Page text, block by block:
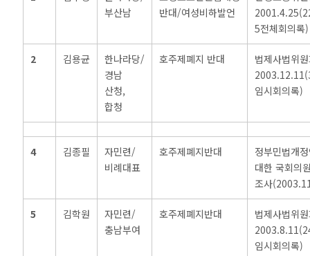
부산남
반대/여성비하발언
5전체회의록)
2 김용균
한나라당/
경남
산청,
합청
호주제폐지 반대
법제사법위
임시회의록)
4 김종필
자민련/
비례대표
호주제폐지반대
정부민법개
대한 국회의
조사
5 김학원
자민련/
충남부여
호주제폐지반대
법제사법위
임시회의록)